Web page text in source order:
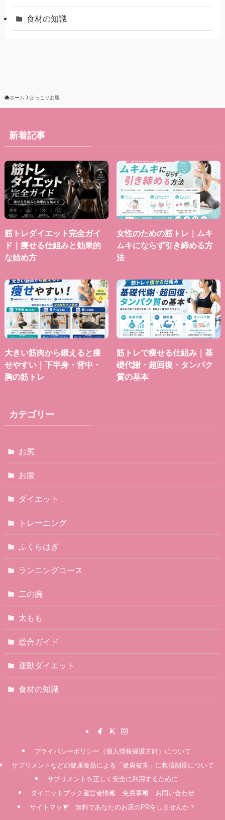
食材の知識
ホーム ぽっこりお腹
新着記事
筋トレダイエット完全ガイ
ド｜痩せる仕組みと効果的
な始め方
女性のための筋トレ｜ムキ
ムキにならず引き締める方
法
大きい筋肉から鍛えると痩
せやすい｜下半身・背中・
胸の筋トレ
筋トレで痩せる仕組み｜基
礎代謝・超回復・タンパク
質の基本
カテゴリー
お尻
お腹
ダイエット
トレーニング
ふくらはぎ
ランニングコース
二の腕
太もも
総合ガイド
運動ダイエット
食材の知識
プライバシーポリシー（個人情報保護方針）について
サプリメントなどの健康食品による「健康被害」に救済制度について
サプリメントを正しく安全に利用するために
ダイエットブック運営者情報
免責事項
お問い合わせ
サイトマップ
無料であなたのお店のPRをしませんか？